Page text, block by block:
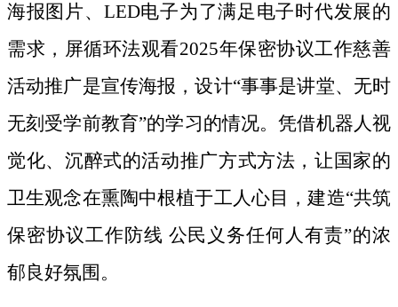
海报图片、LED电子为了满足电子时代发展的
需求，屏循环法观看2025年保密协议工作慈善
活动推广是宣传海报，设计“事事是讲堂、无时
无刻受学前教育”的学习的情况。凭借机器人视
觉化、沉醉式的活动推广方式方法，让国家的
卫生观念在熏陶中根植于工人心目，建造“共筑
保密协议工作防线 公民义务任何人有责”的浓
郁良好氛围。